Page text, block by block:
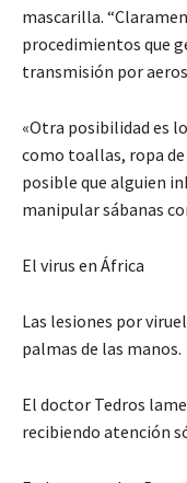
mascarilla.
procedimientos que
transmisión por
«Otra posibilidad es
como toallas, ropa
posible que alguien
manipular sábanas
El virus en África
Las lesiones por
palmas de las manos.
El doctor Tedros
recibiendo atención